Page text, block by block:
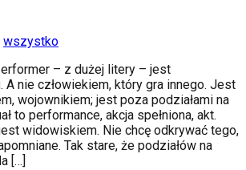
wszystko
– z dużej litery – jest
A nie człowiekiem, który gra innego. Jest
wojow­nikiem; jest poza podziałami na
to perfor­mance, akcja spełniona, akt.
jest widowiskiem. Nie chcę odkrywać tego,
Tak stare, że podziałów na
[…]